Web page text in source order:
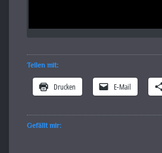
Teilen mit:
Drucken E-Mail
Gefällt mir: